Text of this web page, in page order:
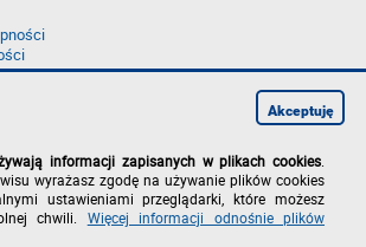
informacji zapisanych w plikach cookies
wyrażasz zgodę na używanie plików cookies
ustawieniami przeglądarki, które możesz
chwili. Więcej informacji odnośnie plików
Akceptuję